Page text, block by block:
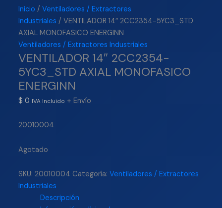
Inicio /Ventiladores / Extractores
Industriales / VENTILADOR 14″ 2CC2354-5YC3_STD
AXIAL MONOFASICO ENERGINN
Ventiladores / Extractores Industriales
VENTILADOR 14″ 2CC2354-
5YC3_STD AXIAL MONOFASICO
ENERGINN
$ 0 IVA Incluido + Envío
20010004
Agotado
SKU:20010004 Categoría:Ventiladores / Extractores
Industriales
Descripción